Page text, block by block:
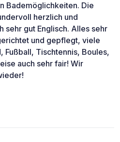
Bademöglichkeiten. Die
herzlich und
sehr gut Englisch. Alles sehr
und gepflegt, viele
Fußball, Tischtennis, Boules,
auch sehr fair! Wir